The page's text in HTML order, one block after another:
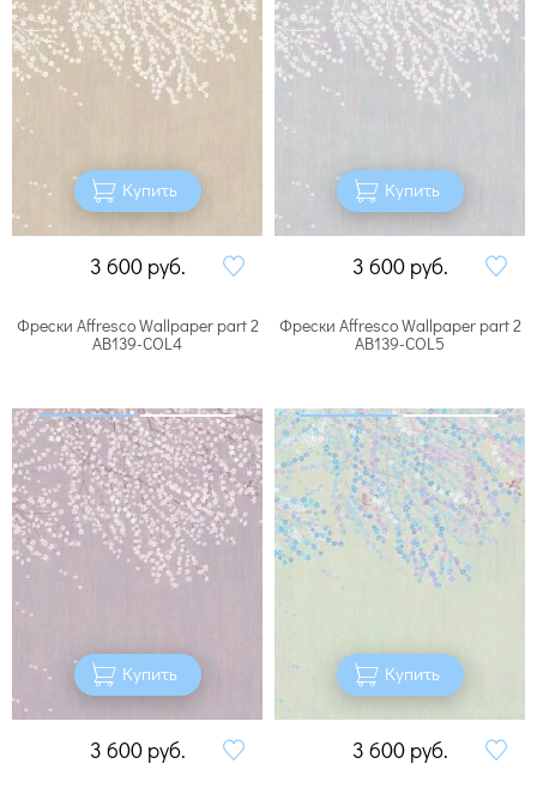
Купить
3 600 руб.
Купить
3 600 руб.
Фрески Affresco Wallpaper part 2
AB139-COL4
Купить
3 600 руб.
Фрески Affresco Wallpaper part 2
AB139-COL5
Купить
3 600 руб.